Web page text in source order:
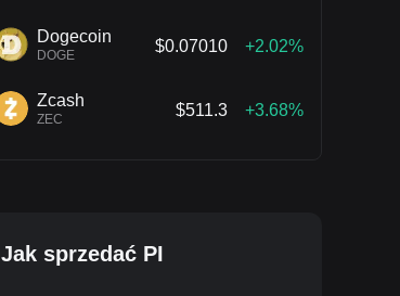
Dogecoin
DOGE
$0.07010 +2.02%
Zcash
ZEC
$511.3 +3.68%
Jak sprzedać PI